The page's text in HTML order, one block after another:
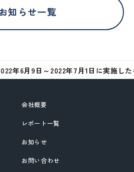
お知らせ一覧
年6月9日～2022年7月1日に実施し
会社概要
レポート一覧
お知らせ
お問い合わせ
クします。
SAMURAI証券のウェ